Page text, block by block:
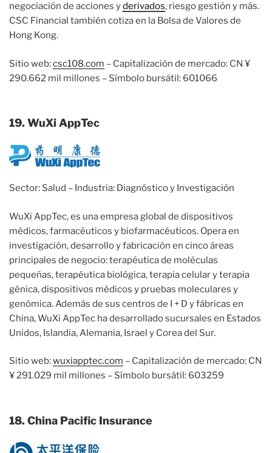
negociación de acciones yderivados, riesgo gestión y más.
CSC Financial también cotiza en la Bolsa de Valores de
Hong Kong.
Sitio web:csc108.com – Capitalización de mercado: CN ¥
290.662 mil millones – Símbolo bursátil: 601066
19. WuXi AppTec
Sector: Salud – Industria: Diagnóstico y Investigación
WuXi AppTec, es una empresa global de dispositivos
médicos, farmacéuticos y biofarmacéuticos. Opera en
investigación, desarrollo y fabricación en cinco áreas
principales de negocio: terapéutica de moléculas
pequeñas, terapéutica biológica, terapia celular y terapia
génica, dispositivos médicos y pruebas moleculares y
genómica. Además de sus centros de I + D y fábricas en
China, WuXi AppTec ha desarrollado sucursales en Estados
Unidos, Islandia, Alemania, Israel y Corea del Sur.
Sitio web:wuxiapptec.com – Capitalización de mercado: CN
¥ 291.029 mil millones – Símbolo bursátil: 603259
18. China Pacific Insurance